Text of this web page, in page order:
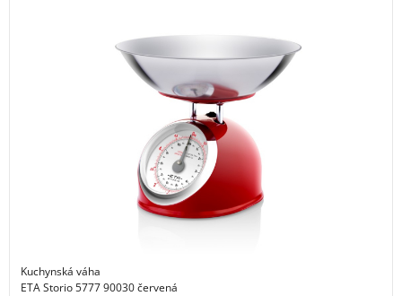
Kuchynská váha
ETA Storio 5777 90030 červená